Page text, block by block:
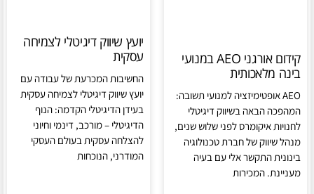
קידום אורגני AEO במנועי
בינה מלאכותית
AEO אופטימיזציה למנועי תשובה:
המהפכה הבאה בשיווק דיגיטלי
לחנויות איקומרס לפני שלוש שנים,
מנהל שיווק של חברת טכנולוגיה
בינונית התקשר אלי עם בעיה
מעניינת. המכירות
יועץ שיווק דיגיטלי לצמיחה
עסקית
החשיבות המכרעת של עבודה עם
יועץ שיווק דיגיטלי לצמיחה עסקית
בעידן הדיגיטלי הקדמה: הנוף
הדיגיטלי – מורכב, דינמי וחיוני
להצלחה עסקית בעולם העסקי
המודרני, הנוכחות